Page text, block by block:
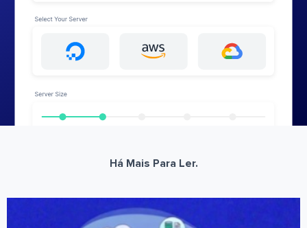
Há Mais Para Ler.